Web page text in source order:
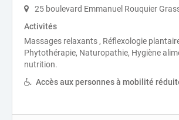
25 boulevard Emmanuel Rouquier
Activités
Massages relaxants , Réflexologie
Phytothérapie, Naturopathie, Hygiène
nutrition.
Accès aux personnes à mobilité